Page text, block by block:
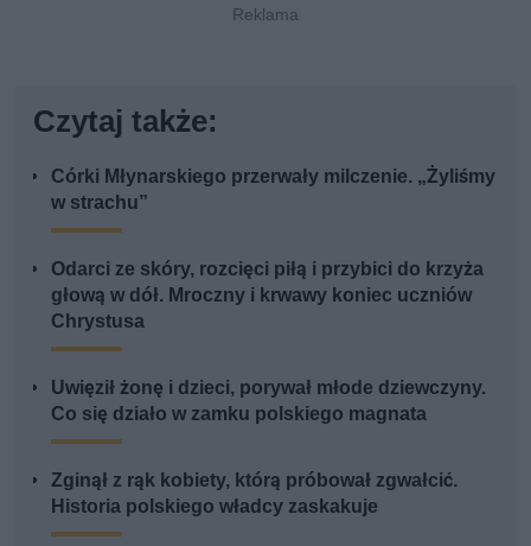
Czytaj także:
Córki Młynarskiego przerwały milczenie. „Żyliśmy
w strachu”
Odarci ze skóry, rozcięci piłą i przybici do krzyża
głową w dół. Mroczny i krwawy koniec uczniów
Chrystusa
Uwięził żonę i dzieci, porywał młode dziewczyny.
Co się działo w zamku polskiego magnata
Zginął z rąk kobiety, którą próbował zgwałcić.
Historia polskiego władcy zaskakuje